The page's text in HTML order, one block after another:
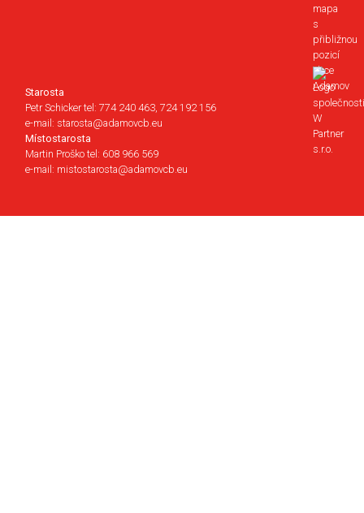
Starosta
Petr Schicker tel: 774 240 463, 724 192 156
e-mail: starosta@adamovcb.eu
Místostarosta
Martin Proško tel: 608 966 569
e-mail: mistostarosta@adamovcb.eu